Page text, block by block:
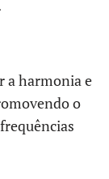
a harmonia e
o